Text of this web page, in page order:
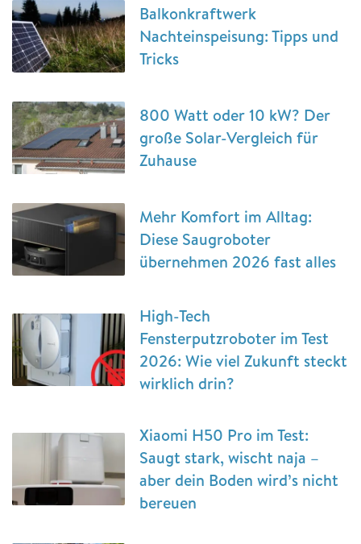
Balkonkraftwerk
Nachteinspeisung: Tipps und
Tricks
800 Watt oder 10 kW? Der
große Solar-Vergleich für
Zuhause
Mehr Komfort im Alltag:
Diese Saugroboter
übernehmen 2026 fast alles
High-Tech
Fensterputzroboter im Test
2026: Wie viel Zukunft steckt
wirklich drin?
Xiaomi H50 Pro im Test:
Saugt stark, wischt naja –
aber dein Boden wird’s nicht
bereuen